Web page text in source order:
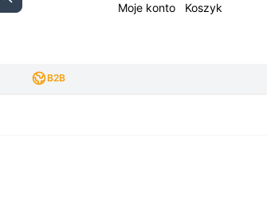
Search Moje konto Koszyk
B2B